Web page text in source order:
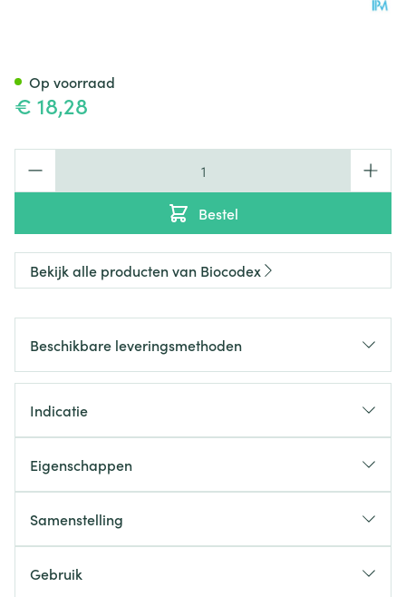
€ 18,28
Bestel
Op voorraad
Bekijk alle producten van Biocodex
Beschikbare leveringsmethoden
Indicatie
Eigenschappen
Samenstelling
Gebruik